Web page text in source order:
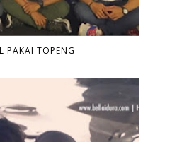
PAKAI TOPENG